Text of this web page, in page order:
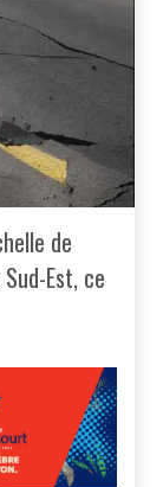
de
Est, ce